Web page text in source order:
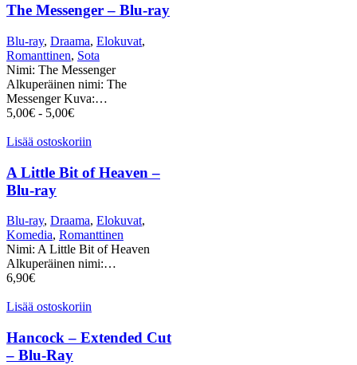
The Messenger – Blu-ray
Blu-ray, Draama, Elokuvat,
Romanttinen, Sota
Nimi: The Messenger
Alkuperäinen nimi: The
Messenger Kuva:…
5,00€ - 5,00€
Lisää ostoskoriin
A Little Bit of Heaven –
Blu-ray
Blu-ray, Draama, Elokuvat,
Komedia, Romanttinen
Nimi: A Little Bit of Heaven
Alkuperäinen nimi:…
6,90€
Lisää ostoskoriin
Hancock – Extended Cut
– Blu-Ray